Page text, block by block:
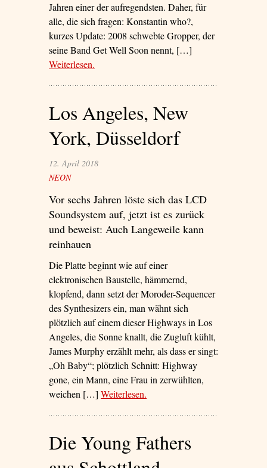
Jahren einer der aufregendsten. Daher, für
alle, die sich fragen: Konstantin who?,
kurzes Update: 2008 schwebte Gropper, der
seine Band Get Well Soon nennt, […]
Weiterlesen– ‘Eine Raumsonde schwebt über uns’
.
Los Angeles, New
York, Düsseldorf
12. April 2018
NEON
Vor sechs Jahren löste sich das LCD
Soundsystem auf, jetzt ist es zurück
und beweist: Auch Langeweile kann
reinhauen
Die Platte beginnt wie auf einer
elektronischen Baustelle, hämmernd,
klopfend, dann setzt der Moroder-Sequencer
des Synthesizers ein, man wähnt sich
plötzlich auf einem dieser Highways in Los
Angeles, die Sonne knallt, die Zugluft kühlt,
James Murphy erzählt mehr, als dass er singt:
„Oh Baby“; plötzlich Schnitt: Highway
gone, ein Mann, eine Frau in zerwühlten,
weichen […] Weiterlesen– ‘Los Angeles, New York,
.
Die Young Fathers